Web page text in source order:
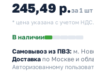
245,49 р.за 1 шт
* цена указана с учетом НДС.
В наличии
Самовывоз из ПВЗ: м.
Доставка по Москве и
Авторизованному